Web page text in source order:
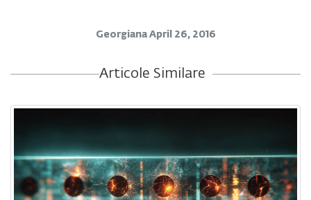
Georgiana April 26, 2016
Articole Similare